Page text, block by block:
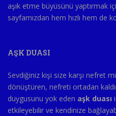
aşık etme büyüsünü yaptırmak
sayfamızdan hem hızlı hem de
AŞK DUASI
Sevdiğiniz kişi size karşı nefret
dönüştüren, nefreti ortadan
duygusunu yok eden aşk duası
etkileyebilir ve kendinize